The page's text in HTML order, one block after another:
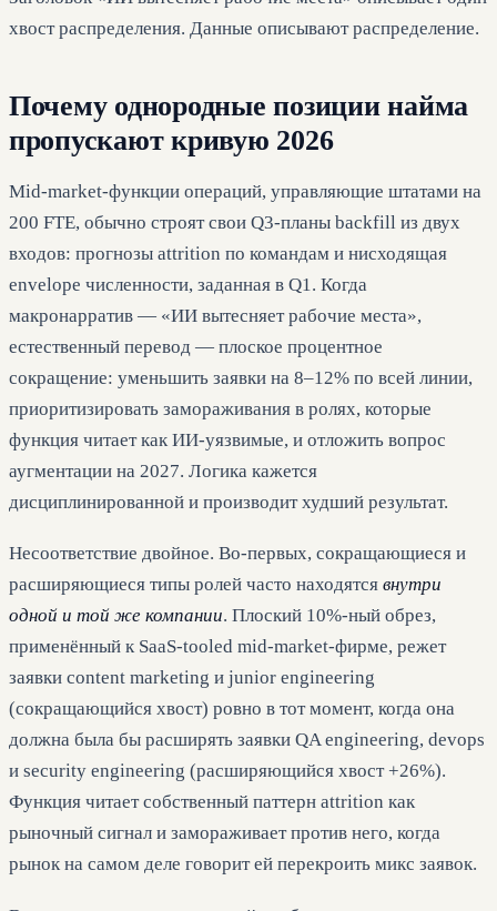
хвост распределения. Данные описывают распределение.
Почему однородные позиции найма
пропускают кривую 2026
Mid-market-функции операций, управляющие штатами на
200 FTE, обычно строят свои Q3-планы backfill из двух
входов: прогнозы attrition по командам и нисходящая
envelope численности, заданная в Q1. Когда
макронарратив — «ИИ вытесняет рабочие места»,
естественный перевод — плоское процентное
сокращение: уменьшить заявки на 8–12% по всей линии,
приоритизировать замораживания в ролях, которые
функция читает как ИИ-уязвимые, и отложить вопрос
аугментации на 2027. Логика кажется
дисциплинированной и производит худший результат.
Несоответствие двойное. Во-первых, сокращающиеся и
расширяющиеся типы ролей часто находятся внутри
одной и той же компании. Плоский 10%-ный обрез,
применённый к SaaS-tooled mid-market-фирме, режет
заявки content marketing и junior engineering
(сокращающийся хвост) ровно в тот момент, когда она
должна была бы расширять заявки QA engineering, devops
и security engineering (расширяющийся хвост +26%).
Функция читает собственный паттерн attrition как
рыночный сигнал и замораживает против него, когда
рынок на самом деле говорит ей перекроить микс заявок.